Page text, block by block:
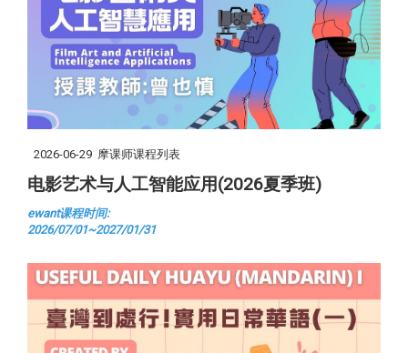
2026-06-29 摩课师课程列表
电影艺术与人工智能应用(2026夏季班)
ewant课程时间:
2026/07/01~2027/01/31